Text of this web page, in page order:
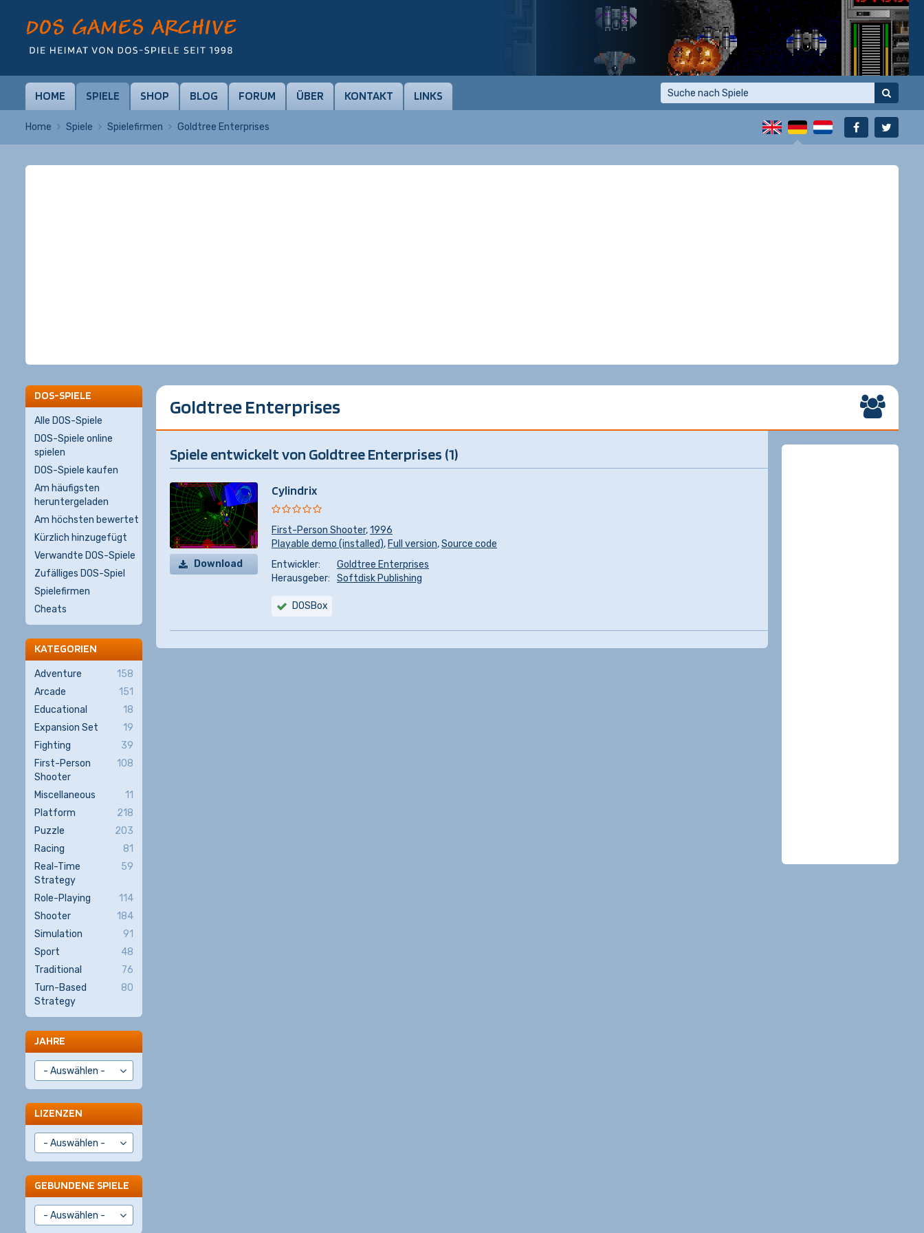
HOME SPIELE SHOP BLOG FORUM ÜBER KONTAKT LINKS
Home Spiele Spielefirmen Goldtree Enterprises
Goldtree Enterprises
Spiele entwickelt von Goldtree Enterprises (1)
Download
Cylindrix
First-Person Shooter,1996
Playable demo (installed), Full version,Source code
Entwickler:
Goldtree Enterprises
Herausgeber:
Softdisk Publishing
DOSBox
DOS-SPIELE
Alle DOS-Spiele
DOS-Spiele online
spielen
DOS-Spiele kaufen
Am häufigsten
heruntergeladen
Am höchsten bewertet
Kürzlich hinzugefügt
Verwandte DOS-Spiele
Zufälliges DOS-Spiel
Spielefirmen
Cheats
KATEGORIEN
Adventure
158
Arcade
151
Educational
18
Expansion Set
19
Fighting
39
First-Person
Shooter
108
Miscellaneous
11
Platform
218
Puzzle
203
Racing
81
Real-Time
Strategy
59
Role-Playing
114
Shooter
184
Simulation
91
Sport
48
Traditional
76
Turn-Based
Strategy
80
JAHRE
LIZENZEN
GEBUNDENE SPIELE